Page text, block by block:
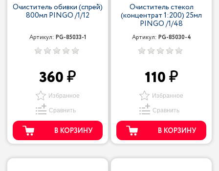
Очиститель обивки (спрей)
800мл PINGO /1/12
Артикул: PG-85033-1
360
Избранное
Сравнить
В КОРЗИНУ
Очиститель стекол
(концентрат 1:200) 25мл
PINGO /1/48
Артикул: PG-85030-4
110
Избранное
Сравнить
В КОРЗИНУ